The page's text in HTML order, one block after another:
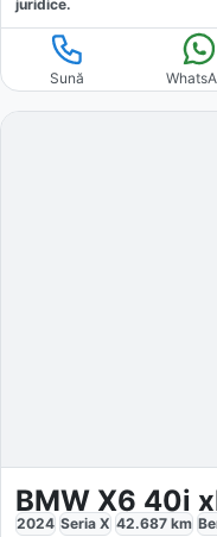
juridice.
Sună
2024 Seria X 42.687 km